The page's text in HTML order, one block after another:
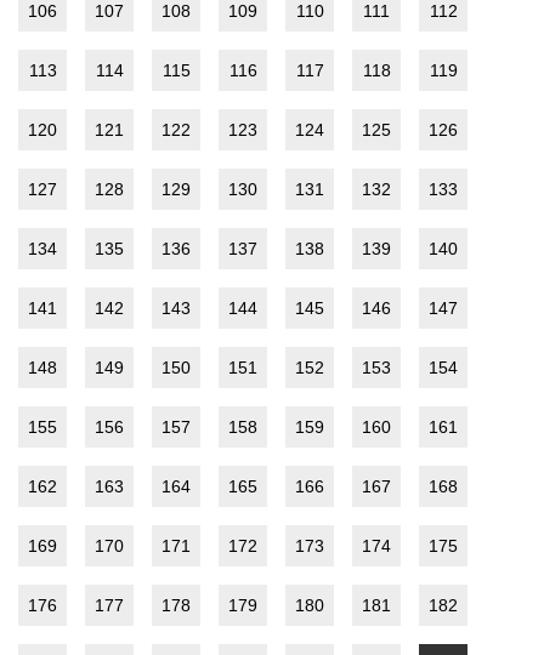
106 107 108 109 110 111 112
113 114 115 116 117 118 119
120 121 122 123 124 125 126
127 128 129 130 131 132 133
134 135 136 137 138 139 140
141 142 143 144 145 146 147
148 149 150 151 152 153 154
155 156 157 158 159 160 161
162 163 164 165 166 167 168
169 170 171 172 173 174 175
176 177 178 179 180 181 182